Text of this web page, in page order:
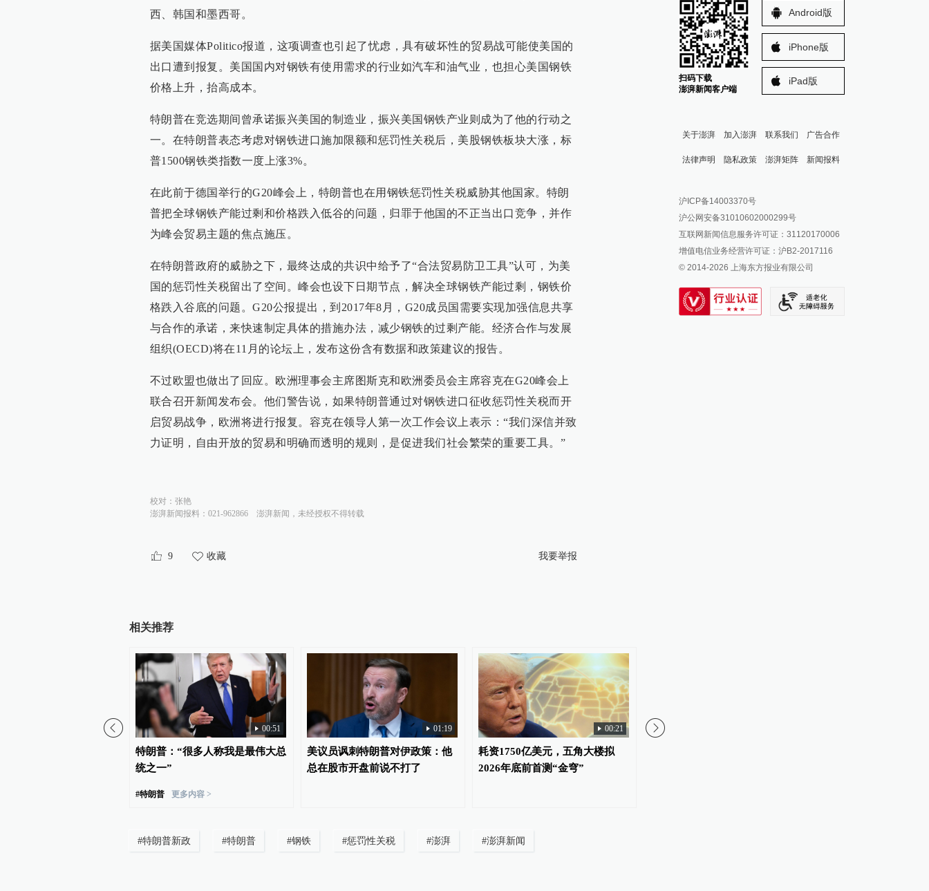
西、韩国和墨西哥。
据美国媒体Politico报道，这项调查也引起了忧虑，具有破坏性的贸易战可能使美国的
出口遭到报复。美国国内对钢铁有使用需求的行业如汽车和油气业，也担心美国钢铁
价格上升，抬高成本。
特朗普在竞选期间曾承诺振兴美国的制造业，振兴美国钢铁产业则成为了他的行动之
一。在特朗普表态考虑对钢铁进口施加限额和惩罚性关税后，美股钢铁板块大涨，标
普1500钢铁类指数一度上涨3%。
在此前于德国举行的G20峰会上，特朗普也在用钢铁惩罚性关税威胁其他国家。特朗
普把全球钢铁产能过剩和价格跌入低谷的问题，归罪于他国的不正当出口竞争，并作
为峰会贸易主题的焦点施压。
在特朗普政府的威胁之下，最终达成的共识中给予了“合法贸易防卫工具”认可，为美
国的惩罚性关税留出了空间。峰会也设下日期节点，解决全球钢铁产能过剩，钢铁价
格跌入谷底的问题。G20公报提出，到2017年8月，G20成员国需要实现加强信息共享
与合作的承诺，来快速制定具体的措施办法，减少钢铁的过剩产能。经济合作与发展
组织(OECD)将在11月的论坛上，发布这份含有数据和政策建议的报告。
不过欧盟也做出了回应。欧洲理事会主席图斯克和欧洲委员会主席容克在G20峰会上
联合召开新闻发布会。他们警告说，如果特朗普通过对钢铁进口征收惩罚性关税而开
启贸易战争，欧洲将进行报复。容克在领导人第一次工作会议上表示：“我们深信并致
力证明，自由开放的贸易和明确而透明的规则，是促进我们社会繁荣的重要工具。”
校对： 张艳
澎湃新闻报料：021-962866
澎湃新闻，未经授权不得转载
9 收藏 我要举报
相关推荐
00:14 00:51
特朗普：“很多人称我是最伟大总
统之一”
#特朗普 更多内容 >
01:19
美议员讽刺特朗普对伊政策：他
总在股市开盘前说不打了
00:21
耗资1750亿美元，五角大楼拟
2026年底前首测“金穹”
#特朗普新政 #特朗普 #钢铁 #惩罚性关税 #澎湃 #澎湃新闻
扫码下载
澎湃新闻客户端
Android版
iPhone版
iPad版
关于澎湃 加入澎湃 联系我们 广告合作
法律声明 隐私政策 澎湃矩阵
澎湃新闻公众号
澎湃新闻抖音号
派生万物开放平台
IP SHANGHAI
SIXTH TONE
新闻报料
报料邮箱: news@thepaper.cn
沪ICP备14003370号
沪公网安备31010602000299号
互联网新闻信息服务许可证：31120170006
增值电信业务经营许可证：沪B2-2017116
© 2014-2026 上海东方报业有限公司